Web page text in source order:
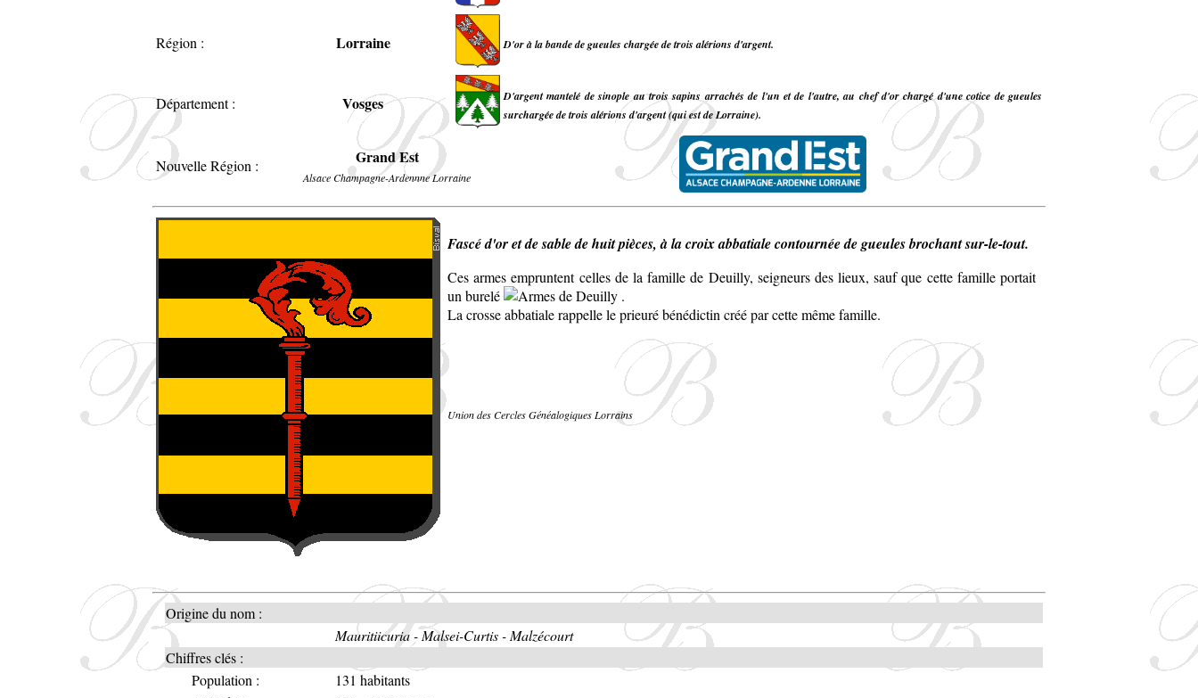
Région : Lorraine D'or à la bande de gueules chargée de trois alérions d'argent.
Département : Vosges
D'argent mantelé de sinople au trois sapins arrachés de l'un et de l'autre, au chef d'or chargé d'une cotice de gueules
surchargée de trois alérions d'argent (qui est de Lorraine).
Nouvelle Région : Grand Est
Alsace Champagne-Ardennne Lorraine
Fascé d'or et de sable de huit pièces, à la croix abbatiale contournée de gueules brochant sur-le-tout.
Ces armes empruntent celles de la famille de Deuilly, seigneurs des lieux, sauf que cette famille portait
un burelé
.
La crosse abbatiale rappelle le prieuré bénédictin créé par cette même famille.
Union des Cercles Généalogiques Lorrains
Origine du nom :
Mauritiicuria - Malsei-Curtis - Malzécourt
Chiffres clés :
Population :
131 habitants